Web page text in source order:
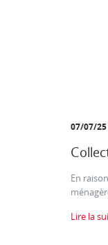
07/07/25
En
Lire la